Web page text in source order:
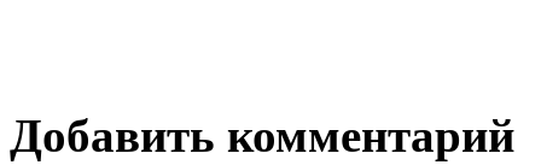
Добавить комментарий